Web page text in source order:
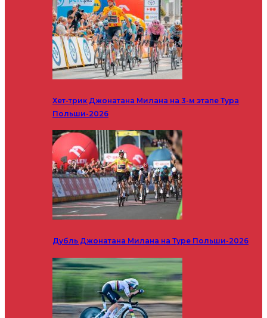
Хет-трик Джонатана Милана на 3-м этапе Тура
Польши-2026
Дубль Джонатана Милана на Туре Польши-2026